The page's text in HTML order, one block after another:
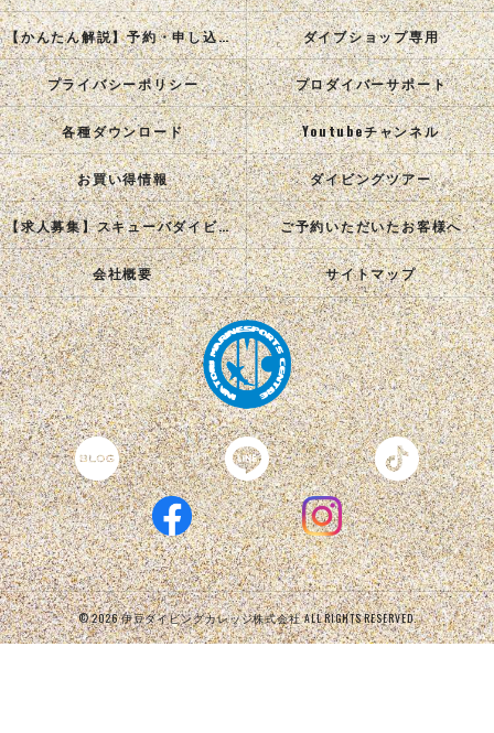
【かんたん解説】予約・申し込み手順 ダイブショップ専用
プライバシーポリシー プロダイバーサポート
各種ダウンロード Youtubeチャンネル
お買い得情報 ダイビングツアー
【求人募集】スキューバダイビングインストラクターを目指す正社員を募集中！ ご予約いただいたお客様へ
会社概要 サイトマップ
© 2026 伊豆ダイビングカレッジ株式会社 ALL RIGHTS RESERVED.